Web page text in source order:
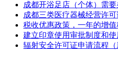
成都开浴足店（个体）需
成都三类医疗器械经营许
税收优惠政策，一年的增
建立印章使用审批制度和
辐射安全许可证申请流程（